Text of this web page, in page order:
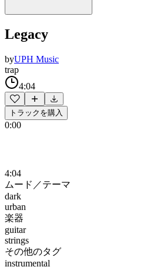
Legacy
byUPH Music
trap
4:04
トラックを購入
0:00
4:04
ムード／テーマ
dark
urban
楽器
guitar
strings
その他のタグ
instrumental